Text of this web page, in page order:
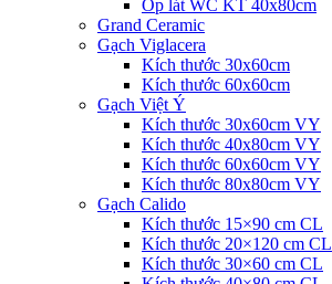
Ốp lát WC KT 40x80cm
Grand Ceramic
Gạch Viglacera
Kích thước 30x60cm
Kích thước 60x60cm
Gạch Việt Ý
Kích thước 30x60cm VY
Kích thước 40x80cm VY
Kích thước 60x60cm VY
Kích thước 80x80cm VY
Gạch Calido
Kích thước 15×90 cm CL
Kích thước 20×120 cm CL
Kích thước 30×60 cm CL